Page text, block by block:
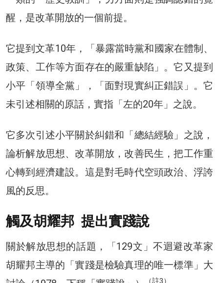
醒，是改革開放的一個前提。
它提到文革10年，「暴露當時黨和國家在體制、
政策、工作等方面存在的嚴重缺陷」。它又提到
小平「領導全黨」，「面對現實糾正錯誤」。它
未引述相關的原話，實指「左的20年」之說。
它多次引述小平關於糾錯和「總結經驗」之說，
論析解放思想、改革開放，改善民生，把工作重
心轉到經濟建設。這是對毛時代空頭政治、浮誇
風的反思。
觸及胡耀邦 提出實踐說
關於解放思想的話題，「129文」不迴避改革家
胡耀邦主導的「實踐是檢驗真理的唯一標準」大
（註3）